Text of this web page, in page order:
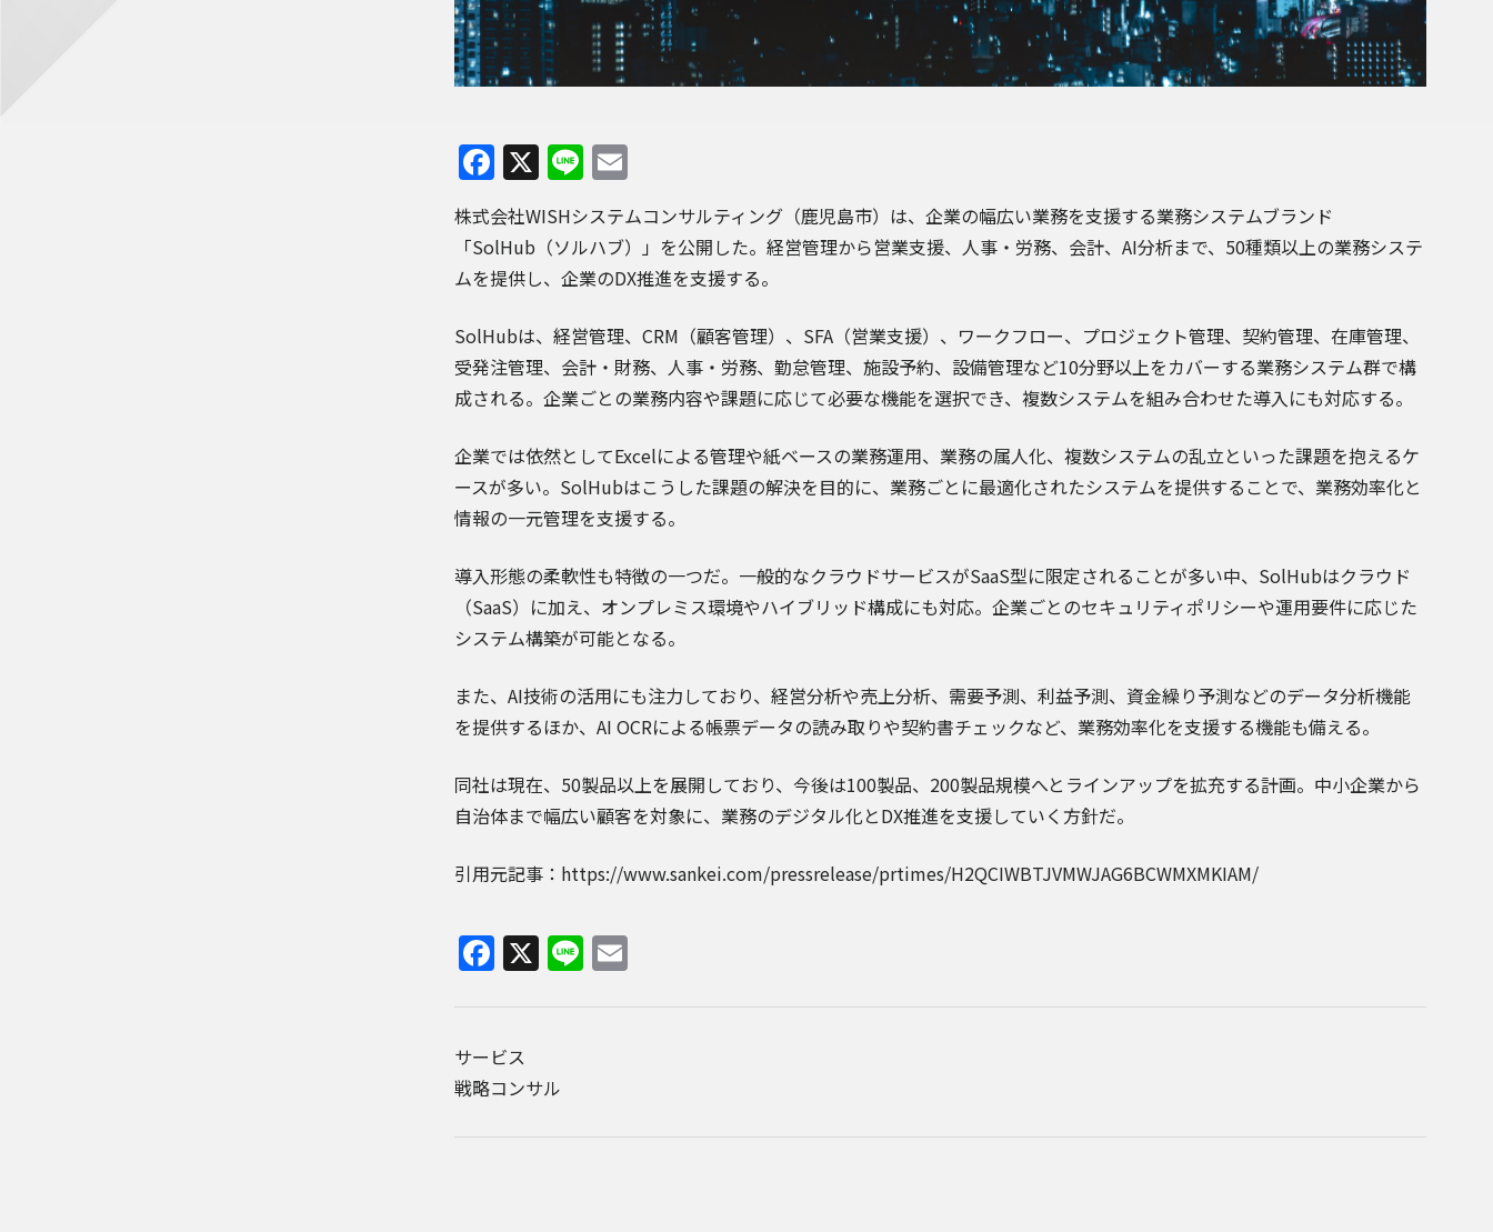
Facebook
X LineEmail
株式会社WISHシステムコンサルティング（鹿児島市）は、企業の幅広い業務を支援する業務システムブランド
「SolHub（ソルハブ）」を公開した。経営管理から営業支援、人事・労務、会計、AI分析まで、50種類以上の業務システ
ムを提供し、企業のDX推進を支援する。
SolHubは、経営管理、CRM（顧客管理）、SFA（営業支援）、ワークフロー、プロジェクト管理、契約管理、在庫管理、
受発注管理、会計・財務、人事・労務、勤怠管理、施設予約、設備管理など10分野以上をカバーする業務システム群で構
成される。企業ごとの業務内容や課題に応じて必要な機能を選択でき、複数システムを組み合わせた導入にも対応する。
企業では依然としてExcelによる管理や紙ベースの業務運用、業務の属人化、複数システムの乱立といった課題を抱えるケ
ースが多い。SolHubはこうした課題の解決を目的に、業務ごとに最適化されたシステムを提供することで、業務効率化と
情報の一元管理を支援する。
導入形態の柔軟性も特徴の一つだ。一般的なクラウドサービスがSaaS型に限定されることが多い中、SolHubはクラウド
（SaaS）に加え、オンプレミス環境やハイブリッド構成にも対応。企業ごとのセキュリティポリシーや運用要件に応じた
システム構築が可能となる。
また、AI技術の活用にも注力しており、経営分析や売上分析、需要予測、利益予測、資金繰り予測などのデータ分析機能
を提供するほか、AI OCRによる帳票データの読み取りや契約書チェックなど、業務効率化を支援する機能も備える。
同社は現在、50製品以上を展開しており、今後は100製品、200製品規模へとラインアップを拡充する計画。中小企業から
自治体まで幅広い顧客を対象に、業務のデジタル化とDX推進を支援していく方針だ。
引用元記事：https://www.sankei.com/pressrelease/prtimes/H2QCIWBTJVMWJAG6BCWMXMKIAM/
Facebook
X LineEmail
サービス
戦略コンサル